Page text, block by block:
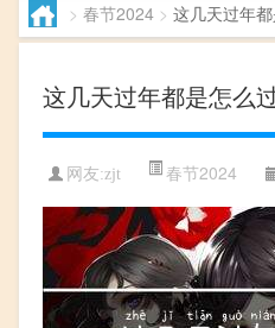
> 春节2024 > 这几天过年
这几天过年都是怎么
网友:zjt 春节2024